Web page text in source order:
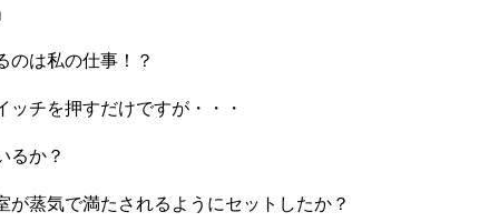
のは私の仕事！？
ッチを押すだけですが・・・
るか？
蒸気で満たされるようにセットしたか？